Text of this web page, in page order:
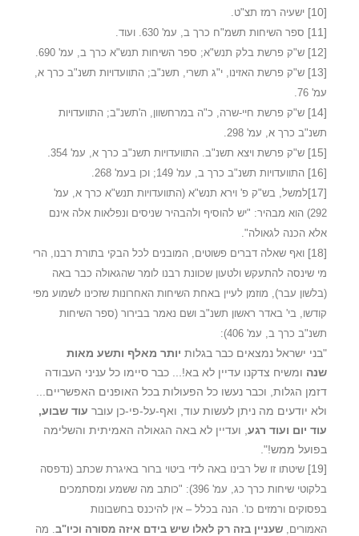
[10] ישעיה רמז תצ"ט.
[11] ספר השיחות תשמ"ח כרך ב, עמ' 630. ועוד.
[12] ש"ק פרשת בלק תנש"א; ספר השיחות תנש"א כרך ב, עמ' 690.
[13] ש"ק פרשת האזינו, י"ג תשרי, תשנ"ב; התוועדויות תשנ"ב כרך א,
עמ' 76.
[14] ש"ק פרשת חיי-שרה, כ"ה במרחשוון, ה'תשנ"ב; התוועדויות
תשנ"ב כרך א, עמ' 298.
[15] ש"ק פרשת ויצא תשנ"ב. התוועדויות תשנ"ב כרך א, עמ' 354
[16] התוועדויות תשנ"ב כרך ב, עמ' 149; וכן בעמ' 268.
[17]למשל, בש"ק פ' וירא תנש"א (התוועדויות תנש"א כרך א, עמ'
292) הוא מבהיר: "יש להוסיף ולהבהיר שניסים ונפלאות אלה אינם
אלא הכנה לגאולה".
[18] ואף שאלה דברים פשוטים, המובנים לכל הבקי בתורת רבנו, הרי
מי שינסה להתעקש ולטעון שכוונת רבנו לומר שהגאולה כבר באה
(בלשון עבר), מוזמן לעיין באחת השיחות האחרונות שזכינו לשמוע מפי
קודשו, בי' באדר ראשון תשנ"ב ושם נאמר בבירור (ספר השיחות
תשנ"ב כרך ב, עמ' 406):
"בני ישראל נמצאים כבר בגלות יותר מאלף ותשע מאות
שנה ומשיח צדקנו עדיין לא בא!... כבר סיימו כל עניני העבודה
דזמן הגלות, וכבר נעשו כל הפעולות בכל האופנים האפשריים...
ולא יודעים מה ניתן לעשות עוד, ואף-על-פי-כן עובר עוד שבוע,
עוד יום ועוד רגע , ועדיין לא באה הגאולה האמיתית והשלימה
בפועל ממש!".
[19] שיטתו זו של רבינו באה לידי ביטוי ברור באיגרת שכתב (נדפסה
בלקוטי שיחות כרך כג, עמ' 396): "כותב מה ששמע ומסתמכים
בפסוקים ורמזים כו'. הנה בכלל – אין להיכנס בחשבונות
האמורים, שעניין בזה רק לאלו שיש בידם איזה מסורה וכיו"ב . מה